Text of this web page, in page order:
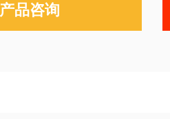
产品咨询